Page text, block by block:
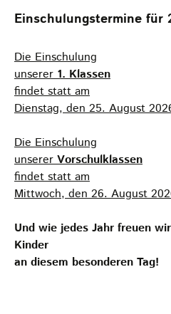
Einschulungstermine für
Die Einschulung
unserer1. Klassen
findet stattam
Dienstag, den 25. August
Die Einschulung
unsererVorschulklassen
findet statt am
Mittwoch, den 26. August
Und wie jedes Jahr freuen
Kinder
an diesem besonderen Tag!